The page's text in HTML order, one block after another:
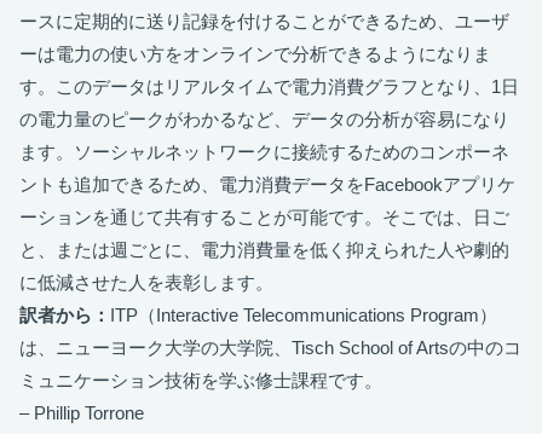
ースに定期的に送り記録を付けることができるため、ユーザ
ーは電力の使い方をオンラインで分析できるようになりま
す。このデータはリアルタイムで電力消費グラフとなり、1日
の電力量のピークがわかるなど、データの分析が容易になり
ます。ソーシャルネットワークに接続するためのコンポーネ
ントも追加できるため、電力消費データをFacebookアプリケ
ーションを通じて共有することが可能です。そこでは、日ご
と、または週ごとに、電力消費量を低く抑えられた人や劇的
に低減させた人を表彰します。
訳者から： ITP（Interactive Telecommunications Program）
は、ニューヨーク大学の大学院、Tisch School of Artsの中のコ
ミュニケーション技術を学ぶ修士課程です。
– Phillip Torrone